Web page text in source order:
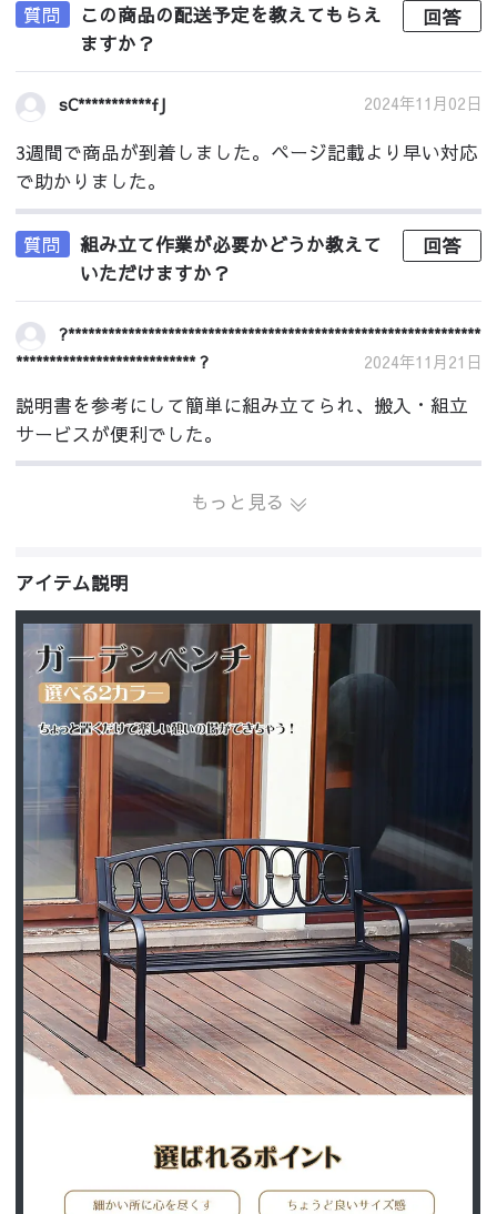
質問
この商品の配送予定を教えてもらえ
ますか？
回答
sC***********fJ 2024年11月02日
3週間で商品が到着しました。ページ記載より早い対応
で助かりました。
質問
組み立て作業が必要かどうか教えて
いただけますか？
回答
?**************************************************************
*************************** ?
2024年11月21日
説明書を参考にして簡単に組み立てられ、搬入・組立
サービスが便利でした。
もっと見る
アイテム説明